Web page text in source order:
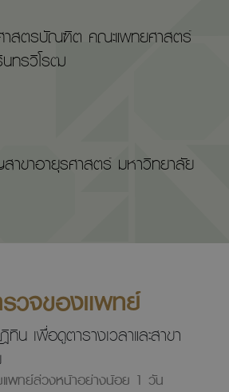
สตรบัณฑิต คณะแพทยศาสตร์
ทรวิโรฒ
ขาอายุรศาสตร์ มหาวิทยาลัย
วจของแพทย์
ทิน เพื่อดูตารางเวลาและสาขา
พทย์ล่วงหน้าอย่างน้อย 1 วัน